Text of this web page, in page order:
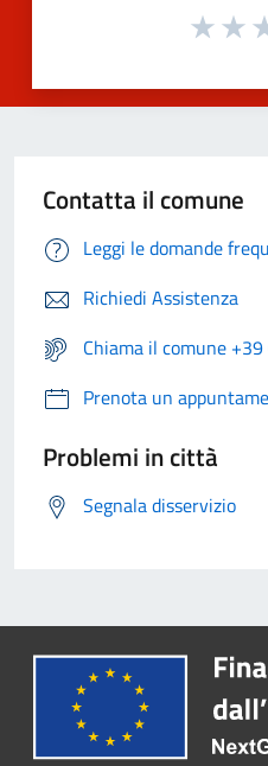
Contatta il comune
Leggi le domande
Richiedi Assistenza
Chiama il comune
Prenota un
Problemi in città
Segnala disservizio